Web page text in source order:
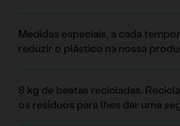
Medidas especiais, a cada
reduzir o plástico na nossa
8 kg de beatas recicladas.
os resíduos para lhes dar uma